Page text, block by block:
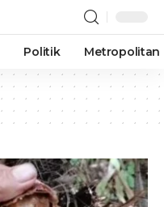
Politik Metropolitan